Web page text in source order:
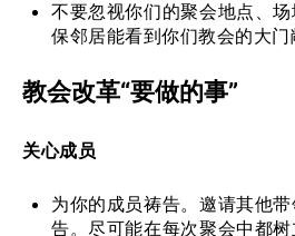
不要忽视你们的聚会地点、
保邻居能看到你们教会的大门
教会改革“要做的事”
关心成员
为你的成员祷告。邀请其他
告。尽可能在每次聚会中都